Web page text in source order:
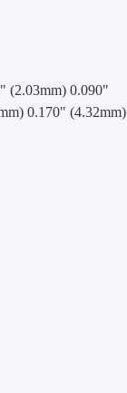
(2.03mm) 0.090"
0.170" (4.32mm)